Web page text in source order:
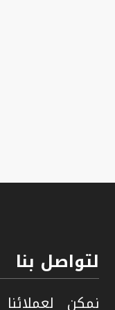
لتواصل بنا
نمكن